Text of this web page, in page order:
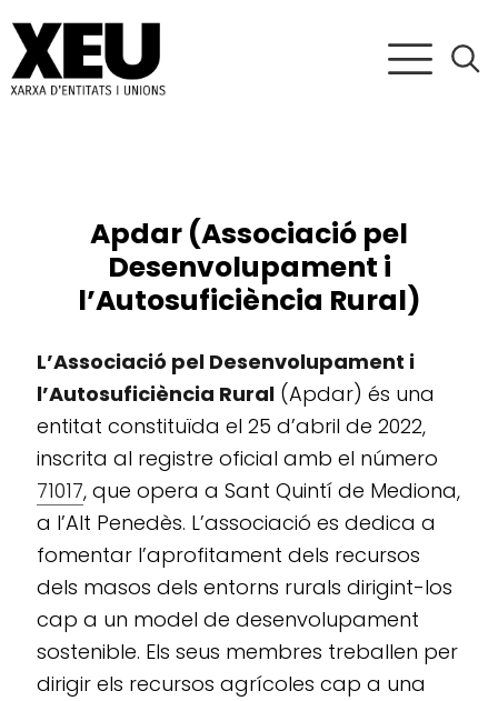
Apdar (Associació pel
Desenvolupament i
l’Autosuficiència Rural)
L’Associació pel Desenvolupament i
l’Autosuficiència Rural (Apdar) és una
entitat constituïda el 25 d’abril de 2022,
inscrita al registre oficial amb el número
71017, que opera a Sant Quintí de Mediona,
a l’Alt Penedès. L’associació es dedica a
fomentar l’aprofitament dels recursos
dels masos dels entorns rurals dirigint-los
cap a un model de desenvolupament
sostenible. Els seus membres treballen per
dirigir els recursos agrícoles cap a una